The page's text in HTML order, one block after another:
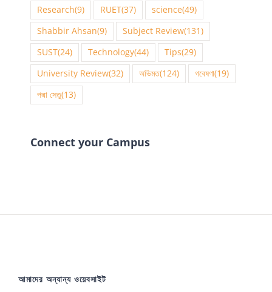
Research(9) RUET(37) science(49)
Shabbir Ahsan(9) Subject Review(131)
SUST(24) Technology(44) Tips(29)
University Review(32) অভিমত(124) গবেষণা(19)
পদ্মা সেতু(13)
Connect your Campus
আমাদের অন্যান্য ওয়েবসাইট